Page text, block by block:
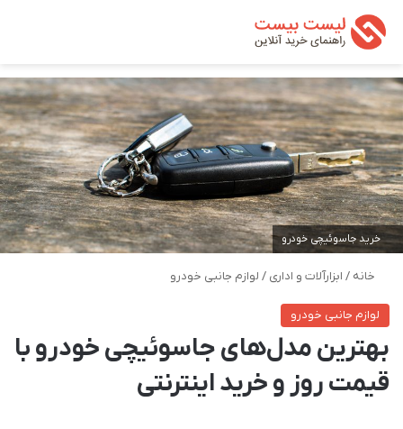
خرید جاسوئیچی خودرو
خانه / ابزارآلات و اداری / لوازم جانبی خودرو
لوازم جانبی خودرو
بهترین مدل‌های جاسوئیچی خودرو با
قیمت روز و خرید اینترنتی